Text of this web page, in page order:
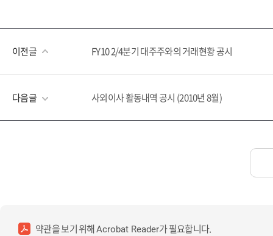
이전글 FY10 2/4분기 대주주와의 거래현황 공시
다음글 사외이사 활동내역 공시 (2010년 8월)
약관을 보기 위해Acrobat Reader가 필요합니다.